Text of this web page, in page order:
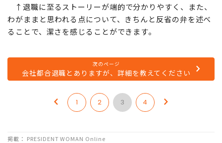
↑退職に至るストーリーが端的で分かりやすく、また、
わがままと思われる点について、きちんと反省の弁を述べ
ることで、潔さを感じることができます。
次のページ
会社都合退職とありますが、詳細を教えてください
1 2 3 4
掲載： PRESIDENT WOMAN Online